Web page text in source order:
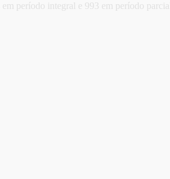
período integral e 993 em período parcial.